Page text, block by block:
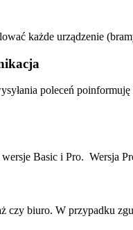
każde urządzenie
poleceń
wersje Basic i Pro. Wersja
czy biuro. W przypadku